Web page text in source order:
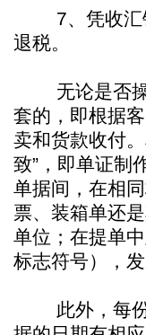
7、凭收汇银
退税。
无论是否操
套的，即根据
卖和货款收付
致”，即单证制
单据间，在相
票、装箱单还
单位；在提单
标志符号），
此外，每份